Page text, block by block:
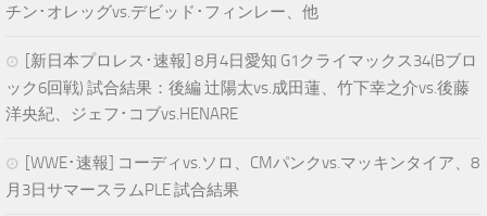
チン･オレッグvs.デビッド･フィンレー、他
[新日本プロレス･速報] 8月4日愛知 G1クライマックス34(Bブロ
ック6回戦) 試合結果：後編 辻陽太vs.成田蓮、竹下幸之介vs.後藤
洋央紀、ジェフ･コブvs.HENARE
[WWE･速報] コーディvs.ソロ、CMパンクvs.マッキンタイア、8
月3日サマースラムPLE 試合結果